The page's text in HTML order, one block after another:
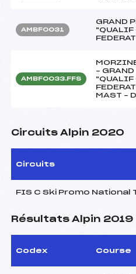
AMBF0031
GRAND
"QUALIF
AMBF0033.FFS
–
"QUALIF
MAST –
Circuits Alpin 2020
Circuits
FIS C Ski Promo National
Résultats Alpin 2019
Codex Course